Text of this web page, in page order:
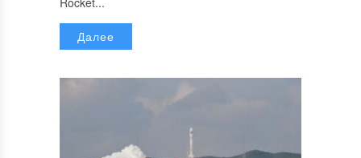
Далее